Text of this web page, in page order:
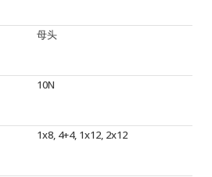
母头
10N
1x8, 4+4, 1x12, 2x12